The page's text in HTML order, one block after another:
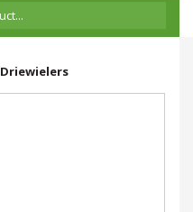
Driewielers